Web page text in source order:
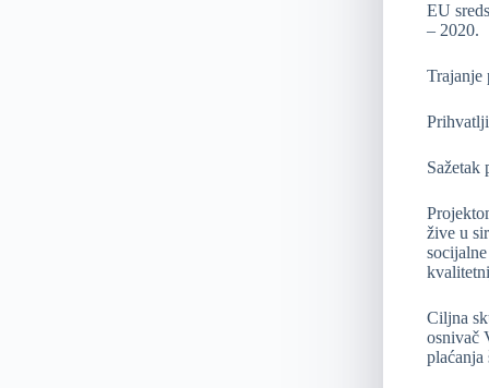
EU
– 2020.
Trajanje
Sažetak
žive u
Ciljna
osnivač
plaćanja